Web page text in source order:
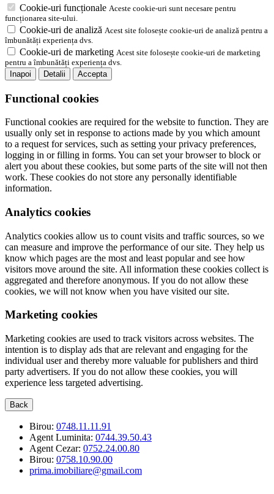
Cookie-uri funcționale Aceste cookie-uri sunt necesare pentru
funcționarea site-ului.
Cookie-uri de analiză Acest site folosește cookie-uri de analiză pentru a
îmbunătăți experiența dvs.
Cookie-uri de marketing Acest site folosește cookie-uri de marketing
pentru a îmbunătăți experiența dvs.
Inapoi
Detalii Accepta
Functional cookies
Functional cookies are required for the website to function. They are
usually only set in response to actions made by you which amount
to a request for services, such as setting your privacy preferences,
logging in or filling in forms. You can set your browser to block or
alert you about these cookies, but some parts of the site will not then
work. These cookies do not store any personally identifiable
information.
Analytics cookies
Analytics cookies allow us to count visits and traffic sources, so we
can measure and improve the performance of our site. They help us
know which pages are the most and least popular and see how
visitors move around the site. All information these cookies collect is
aggregated and therefore anonymous. If you do not allow these
cookies, we will not know when you have visited our site.
Marketing cookies
Marketing cookies are used to track visitors across websites. The
intention is to display ads that are relevant and engaging for the
individual user and thereby more valuable for publishers and third
party advertisers. If you do not allow these cookies, you will
experience less targeted advertising.
Back
Birou: 0748.11.11.91
Agent Luminita: 0744.39.50.43
Agent Cezar: 0752.24.00.80
Birou: 0758.10.90.00
prima.imobiliare@gmail.com